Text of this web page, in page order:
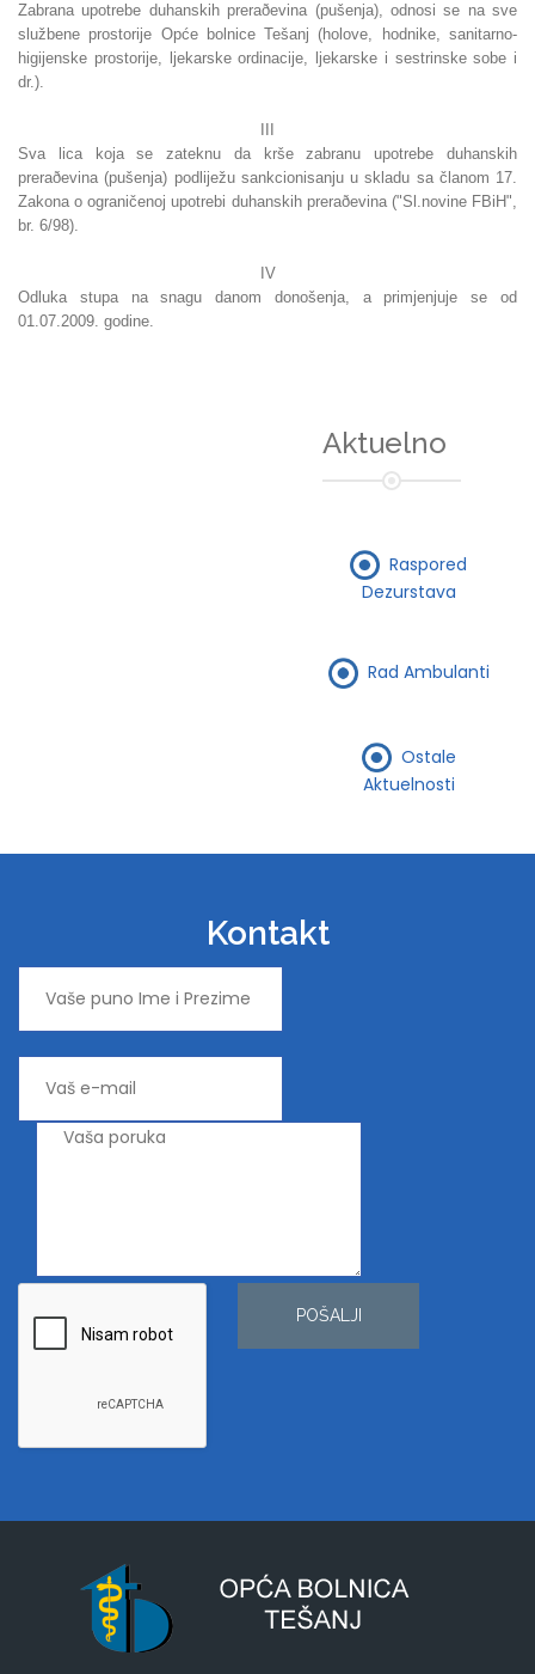
Zabrana upotrebe duhanskih preraðevina (pušenja), odnosi se na sve
službene prostorije Opće bolnice Tešanj (holove, hodnike, sanitarno-
higijenske prostorije, ljekarske ordinacije, ljekarske i sestrinske sobe i
dr.).
Sva lica koja se zateknu da krše zabranu upotrebe duhanskih
preraðevina (pušenja) podliježu sankcionisanju u skladu sa članom 17.
Zakona o ograničenoj upotrebi duhanskih preraðevina ("Sl.novine FBiH",
br. 6/98).
IV
Odluka stupa na snagu danom donošenja, a primjenjuje se od
01.07.2009. godine.
Aktuelno
Raspored
Dezurstava
Rad Ambulanti
Ostale
Aktuelnosti
Kontakt
POŠALJI